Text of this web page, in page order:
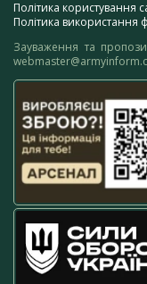
Політика користування
Політика використання
Зауваження та